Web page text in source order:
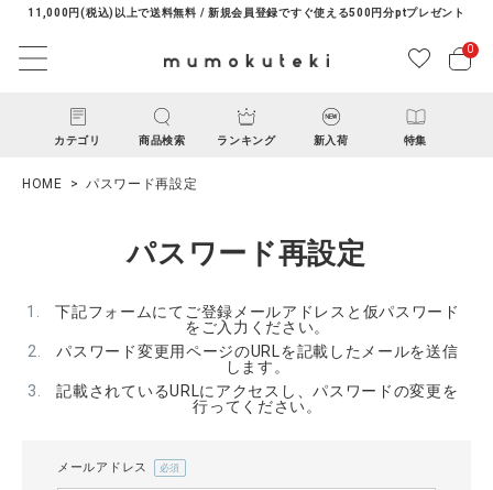
11,000円(税込)以上で送料無料 / 新規会員登録ですぐ使える500円分ptプレゼント
0
カテゴリ 商品検索 ランキング 新入荷 特集
ACCOUNT MENU
ようこそ ゲスト 様
HOME パスワード再設定
パスワード再設定
下記フォームにてご登録メールアドレスと仮パスワード
をご入力ください。
パスワード変更用ページのURLを記載したメールを送信
します。
記載されているURLにアクセスし、パスワードの変更を
行ってください。
メールアドレス